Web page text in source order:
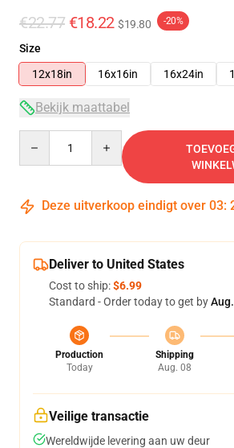
€22.77 €18.22 $19.80 -20%
Size
12x18in
16x16in 16x24in
Bekijk maattabel
Deze uitverkoop eindigt over 03:
Deliver to United States
Cost to ship:$6.99
Standard - Order today to get by
Production
Today
Shipping
Aug. 08
Veilige transactie
Wereldwijde levering aan uw deur